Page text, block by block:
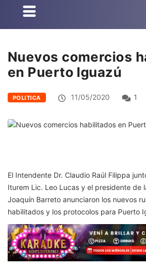
Nuevos comercios
en Puerto Iguazú
POLITICA 11/05/2020 1
El Intendente Dr. Claudio Raúl Filippa
Iturem Lic. Leo Lucas y el presidente de
Joaquín Barreto anunciaron los nuevos
habilitados y los protocolos para Puerto